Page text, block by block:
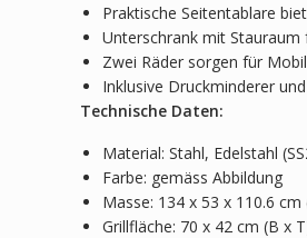
Praktische Seitentablare
Unterschrank mit Stauraum
Zwei Räder sorgen für
Inklusive Druckminderer
Technische Daten:
Material: Stahl, Edelstahl
Farbe: gemäss Abbildung
Masse: 134 x 53 x 110.6 cm
Grillfläche: 70 x 42 cm (B x